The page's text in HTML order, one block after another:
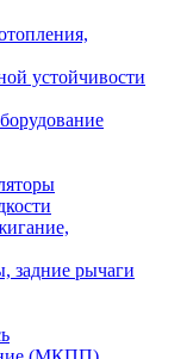
устойчивости
задние рычаги